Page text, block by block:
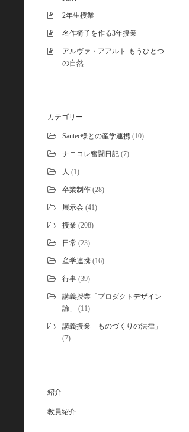
2年生授業
名作椅子を作る3年授業
アルヴァ・アアルト-もうひとつ
の自然
カテゴリー
Santec様との産学連携 (10)
ナニコレ奮闘日記 (7)
人 (1)
卒業制作 (28)
展示会 (41)
授業 (208)
日常 (23)
産学連携 (16)
行事 (39)
講義授業「プロダクトデザイン
論」
(11)
講義授業「ものづくりの法律」
(7)
紹介
教員紹介